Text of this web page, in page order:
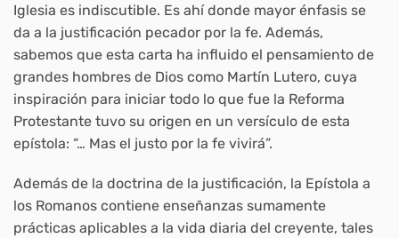
Iglesia es indiscutible. Es ahí donde mayor énfasis se
da a la justificación pecador por la fe. Además,
sabemos que esta carta ha influido el pensamiento de
grandes hombres de Dios como Martín Lutero, cuya
inspiración para iniciar todo lo que fue la Reforma
Protestante tuvo su origen en un versículo de esta
epístola: “… Mas el justo por la fe vivirá”.
Además de la doctrina de la justificación, la Epístola a
los Romanos contiene enseñanzas sumamente
prácticas aplicables a la vida diaria del creyente, tales